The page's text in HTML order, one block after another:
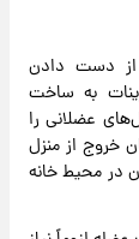
از دست دادن
به ساخت
عضلانی را
خروج از منزل
در محیط خانه